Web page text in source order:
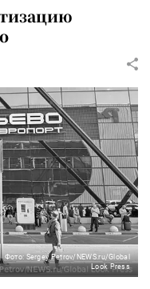
Фото: Sergey Petrov/NEWS.ru/Global
Look Press